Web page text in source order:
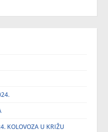
KOLOVOZA U KRIŽU